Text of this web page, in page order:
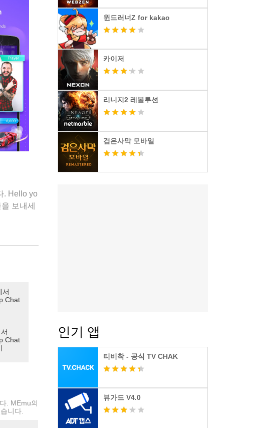
. Hello yo
보내세
음성 및
니다.
서
Chat
Chat
. MEmu의
니다.
윈드러너Z for kakao
카이저
리니지2 레볼루션
검은사막 모바일
인기 앱
티비착 - 공식 TV CHAK
뷰가드 V4.0